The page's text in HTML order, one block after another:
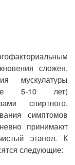
сложен.
мускулатуры
5-10 лет)
спиртного.
симптомов
принимают
этанол. К
следующие: